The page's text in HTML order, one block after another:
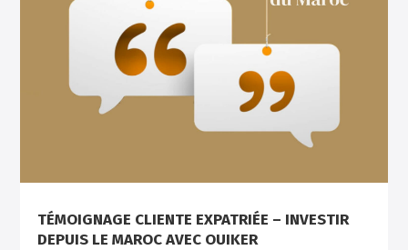
TÉMOIGNAGE CLIENTE EXPATRIÉE – INVESTIR
DEPUIS LE MAROC AVEC OUIKER